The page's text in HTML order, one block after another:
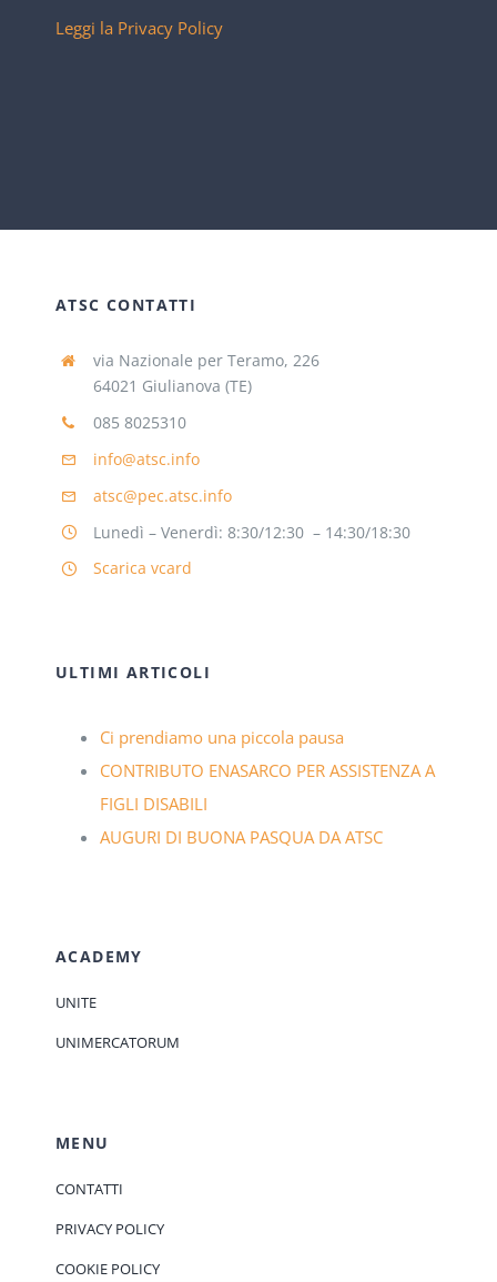
Leggi la Privacy Policy
ATSC CONTATTI
via Nazionale per Teramo, 226
64021 Giulianova (TE)
085 8025310
info@atsc.info
atsc@pec.atsc.info
Lunedì – Venerdì: 8:30/12:30 – 14:30/18:30
Scarica vcard
ULTIMI ARTICOLI
Ci prendiamo una piccola pausa
CONTRIBUTO ENASARCO PER ASSISTENZA A
FIGLI DISABILI
AUGURI DI BUONA PASQUA DA ATSC
ACADEMY
UNITE
UNIMERCATORUM
MENU
CONTATTI
PRIVACY POLICY
COOKIE POLICY